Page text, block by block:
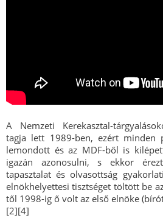
A Nemzeti Kerekasztal-
tagja lett 1989-ben, ezért minden
lemondott és az MDF-ből is
igazán azonosulni, s ekkor
tapasztalat és olvasottság
elnökhelyettesi tisztséget töltött be
től 1998-ig ő volt az első elnöke
[2][4]